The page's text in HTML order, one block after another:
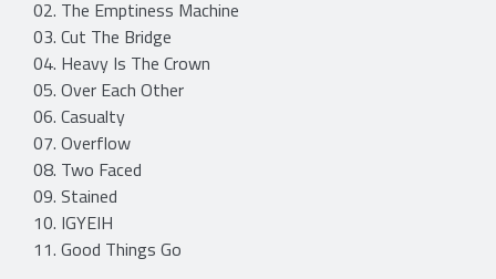
02. The Emptiness Machine
03. Cut The Bridge
04. Heavy Is The Crown
05. Over Each Other
06. Casualty
07. Overflow
08. Two Faced
09. Stained
10. IGYEIH
11. Good Things Go